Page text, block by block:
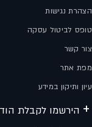
הצהרת נגישות
טופס לביטול עסקה
צור קשר
מפת אתר
עיון ותיקון במידע
הירשמו לקבלת